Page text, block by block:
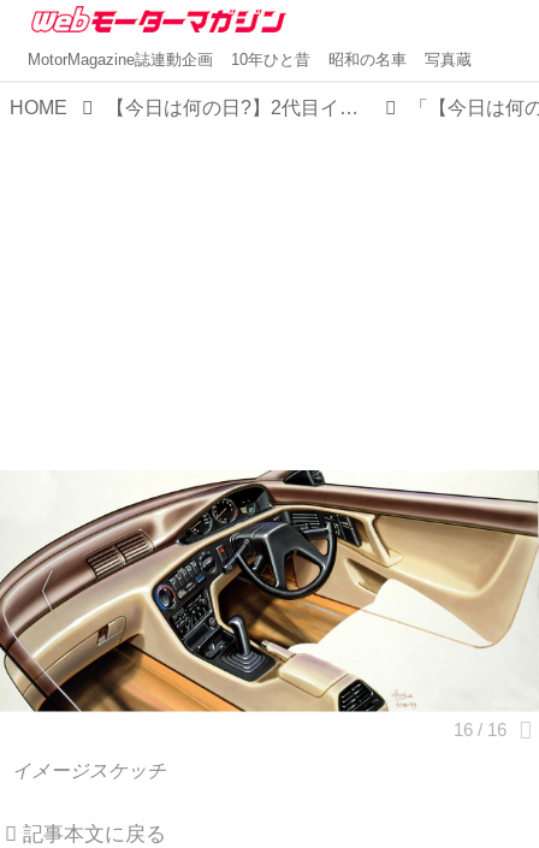
MotorMagazine誌連動企画 10年ひと昔 昭和の名車 写真蔵
HOME 【今日は何の日?】2代目インテグラ発表 「マイケルJフォックスのCMも話題となったカッコインテグラ」30年前 1989年4月19日
イメージスケッチ
記事本文に戻る